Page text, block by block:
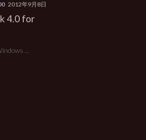
2012年9月8日
4.0 for
...